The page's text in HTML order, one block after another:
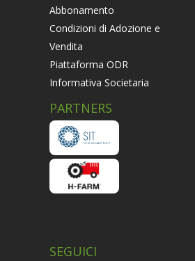
Abbonamento
Condizioni di Adozione e
Vendita
Piattaforma ODR
Informativa Societaria
PARTNERS
SEGUICI